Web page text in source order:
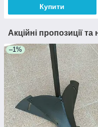
Купити
Акційні пропозиції та
–1%